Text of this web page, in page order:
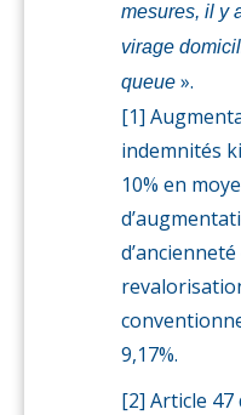
mesures, il y
virage
queue ».
[1]
indemnités
10% en
9,17%.
[2] Article 47